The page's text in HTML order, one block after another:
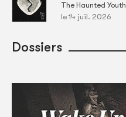
The Haunted Youth
le 14 juil. 2026
Dossiers